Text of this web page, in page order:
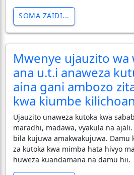
SOMA ZAIDI...
Mwenye ujauzito wa
ana u.t.i anaweza
aina gani ambozo
kwa kiumbe
Ujauzito unaweza kutoka kwa
maradhi, madawa, vyakula na
bila kujuwa amakwakujuwa. Damu
za kutoka kwa mimba hata hivyo
huweza kuandamana na damu hii.